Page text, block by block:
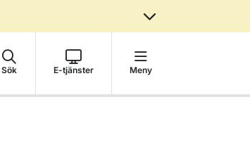
Sök E-tjänster Meny